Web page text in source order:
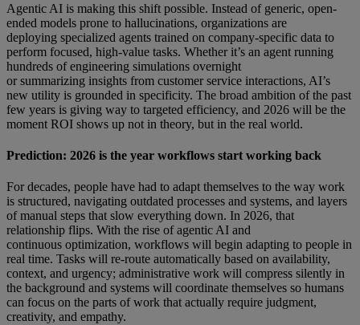
Agentic AI is making this shift possible. Instead of generic, open-
ended models prone to hallucinations, organizations are
deploying specialized agents trained on company-specific data to
perform focused, high-value tasks. Whether it’s an agent running
hundreds of engineering simulations overnight
or summarizing insights from customer service interactions, AI’s
new utility is grounded in specificity. The broad ambition of the past
few years is giving way to targeted efficiency, and 2026 will be the
moment ROI shows up not in theory, but in the real world.
Prediction: 2026 is the year workflows start working back
For decades, people have had to adapt themselves to the way work
is structured, navigating outdated processes and systems, and layers
of manual steps that slow everything down. In 2026, that
relationship flips. With the rise of agentic AI and
continuous optimization, workflows will begin adapting to people in
real time. Tasks will re-route automatically based on availability,
context, and urgency; administrative work will compress silently in
the background and systems will coordinate themselves so humans
can focus on the parts of work that actually require judgment,
creativity, and empathy.